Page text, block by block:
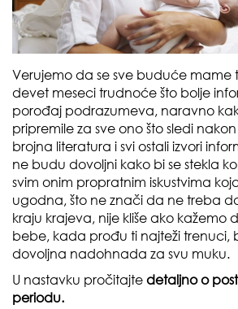
Verujemo da se sve buduće mame
devet meseci trudnoće što bolje
porođaj podrazumeva, naravno
pripremile za sve ono što sledi
brojna literatura i svi ostali izvori
ne budu dovoljni kako bi se stekla
svim onim propratnim iskustvima
ugodna, što ne znači da ne treba
kraju krajeva, nije kliše ako kažemo
bebe, kada prođu ti najteži trenuci,
dovoljna nadohnada za svu muku.
U nastavku pročitajte detaljno o
periodu.